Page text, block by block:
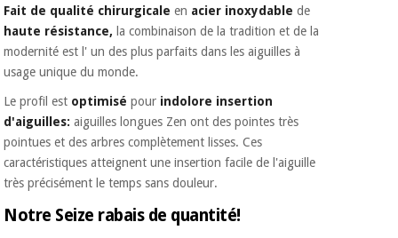
Fait de qualité chirurgicale en acier inoxydable de
haute résistance, la combinaison de la tradition et de la
modernité est l' un des plus parfaits dans les aiguilles à
usage unique du monde.
Le profil est optimisé pour indolore insertion
d'aiguilles: aiguilles longues Zen ont des pointes très
pointues et des arbres complètement lisses. Ces
caractéristiques atteignent une insertion facile de l'aiguille
très précisément le temps sans douleur.
Notre Seize rabais de quantité!